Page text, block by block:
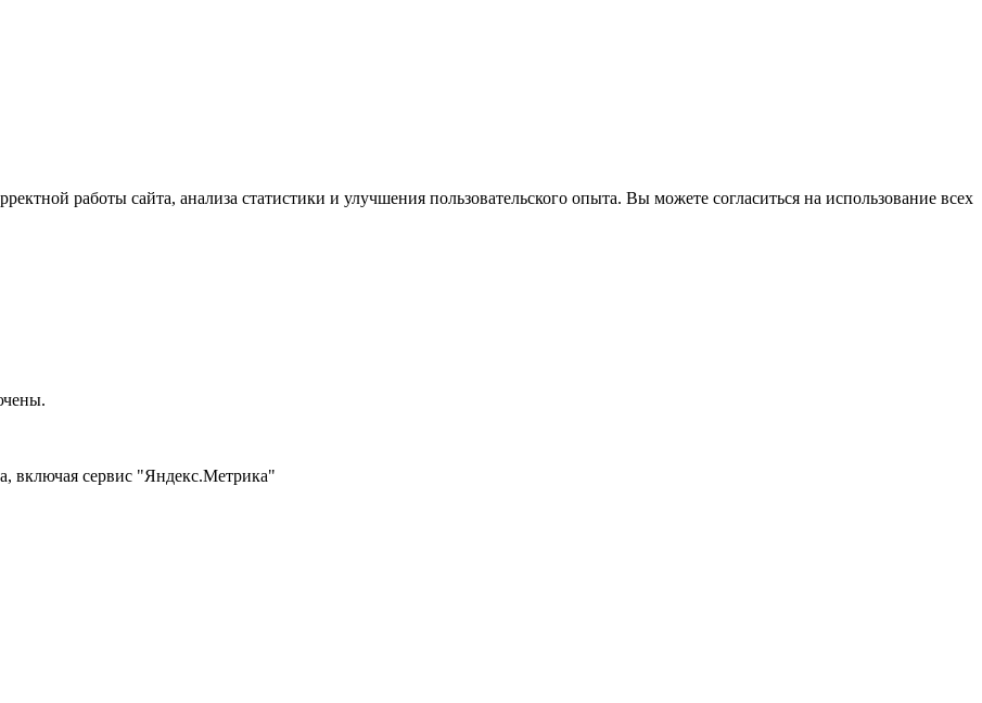
работы сайта, анализа статистики и улучшения пользовательского опыта. Вы можете согласиться на использование всех
включая сервис "Яндекс.Метрика"